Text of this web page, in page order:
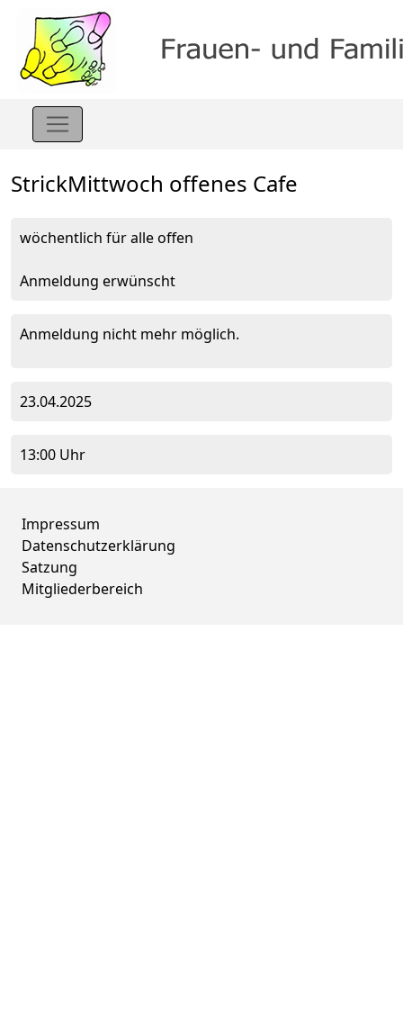
StrickMittwoch offenes Cafe
wöchentlich für alle offen
Anmeldung erwünscht
Anmeldung nicht mehr möglich.
23.04.2025
13:00 Uhr
Impressum
Datenschutzerklärung
Satzung
Mitgliederbereich